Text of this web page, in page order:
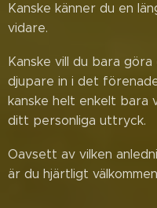
Kanske känner du en
vidare.
Kanske vill du bara
djupare in i det
kanske helt enkelt bara
ditt personliga uttryck.
Oavsett av vilken
är du hjärtligt välkommen